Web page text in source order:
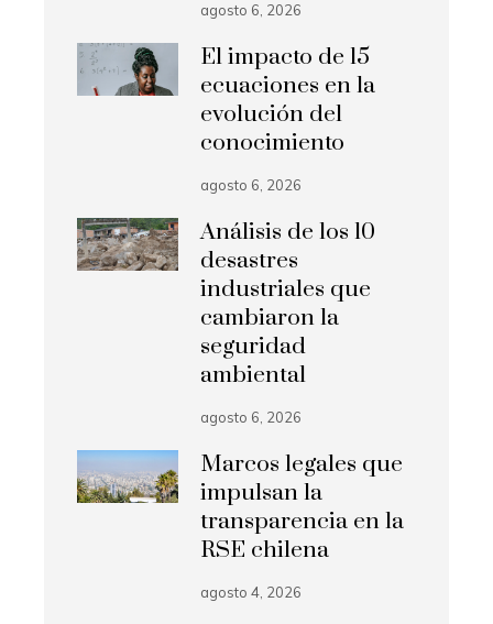
agosto 6, 2026
El impacto de 15
ecuaciones en la
evolución del
conocimiento
agosto 6, 2026
Análisis de los 10
desastres
industriales que
cambiaron la
seguridad
ambiental
agosto 6, 2026
Marcos legales que
impulsan la
transparencia en la
RSE chilena
agosto 4, 2026